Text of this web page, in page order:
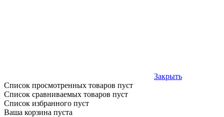
Закрыть
Список просмотренных товаров пуст
Список сравниваемых товаров пуст
Список избранного пуст
Ваша корзина пуста